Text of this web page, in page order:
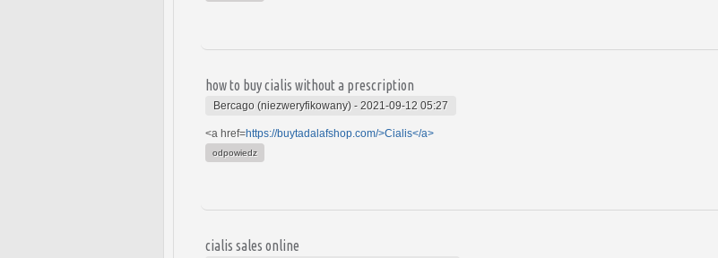
how to buy cialis without a prescription
Bercago (niezweryfikowany) - 2021-09-12 05:27
<a href=https://buytadalafshop.com/>Cialis</a>
odpowiedz
cialis sales online